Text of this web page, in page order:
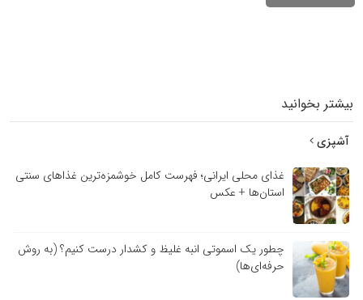
بیشتر بخوانید
آشپزی
غذای محلی ایرانی؛ فهرست کامل خوشمزه‌ترین غذاهای سنتی
استان‌ها + عکس
چطور یک اسموتی انبه غلیظ و کشدار درست کنیم؟ (به روش
حرفه‌ای‌ها)